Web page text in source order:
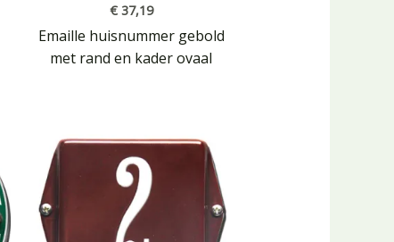
€37,19
Emaille huisnummer gebold
met rand en kader ovaal